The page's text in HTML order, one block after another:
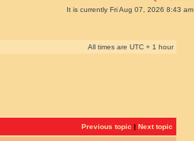
It is currently Fri Aug 07, 2026 8:43 am
All times are UTC + 1 hour
Previous topic | Next topic